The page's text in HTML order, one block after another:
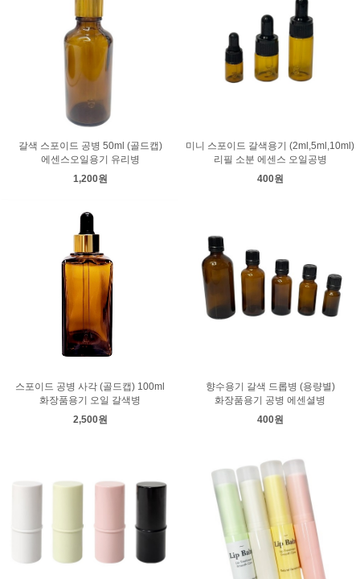
갈색 스포이드 공병 50ml (골드캡)
에센스오일용기 유리병
1,200원
미니 스포이드 갈색용기 (2ml,5ml,10ml)
리필 소분 에센스 오일공병
400원
스포이드 공병 사각 (골드캡) 100ml
화장품용기 오일 갈색병
2,500원
향수용기 갈색 드롭병 (용량별)
화장품용기 공병 에센셜병
400원